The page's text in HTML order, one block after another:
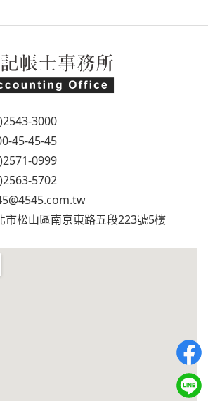
3000
45-45-45
0999
5702
市松山區南京東路五段223號5樓